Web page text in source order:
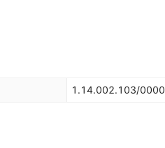
1.14.002.103/0000